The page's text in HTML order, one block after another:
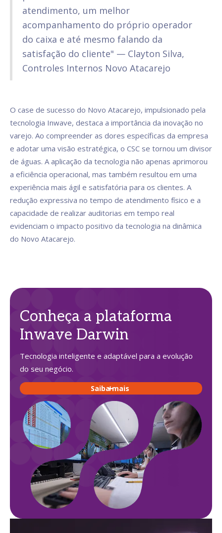
atendimento, um melhor
acompanhamento do próprio operador
do caixa e até mesmo falando da
satisfação do cliente" — Clayton Silva,
Controles Internos Novo Atacarejo
O case de sucesso do Novo Atacarejo, impulsionado pela
tecnologia Inwave, destaca a importância da inovação no
varejo. Ao compreender as dores específicas da empresa
e adotar uma visão estratégica, o CSC se tornou um divisor
de águas. A aplicação da tecnologia não apenas aprimorou
a eficiência operacional, mas também resultou em uma
experiência mais ágil e satisfatória para os clientes. A
redução expressiva no tempo de atendimento físico e a
capacidade de realizar auditorias em tempo real
evidenciam o impacto positivo da tecnologia na dinâmica
do Novo Atacarejo.
Conheça a plataforma
Inwave Darwin
Tecnologia inteligente e adaptável para a evolução
do seu negócio.
Saiba mais